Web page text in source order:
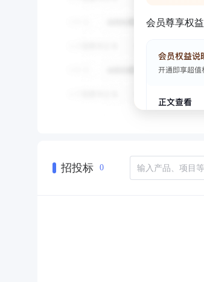
会员尊享权益
招投标 0